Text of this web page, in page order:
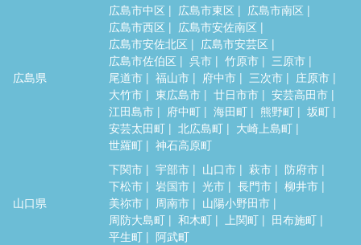
広島県
広島市中区 広島市東区
広島市南区
広島市西区
広島市安佐南区
広島市安佐北区
広島市安芸区
広島市佐伯区
呉市 竹原市
三原市
尾道市
福山市 府中市 三次市
庄原市
大竹市
東広島市 廿日市市
安芸高田市
江田島市
府中町 海田町 熊野町
坂町
安芸太田町
北広島町
大崎上島町
世羅町
神石高原町
山口県
下関市 宇部市 山口市 萩市
防府市
下松市
岩国市 光市 長門市
柳井市
美祢市
周南市
山陽小野田市
周防大島町
和木町 上関町
田布施町
平生町
阿武町